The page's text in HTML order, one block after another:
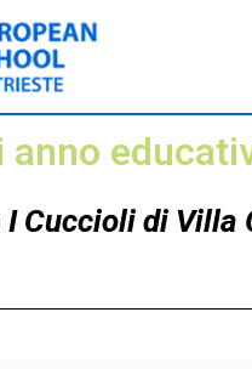
anno
I Cuccioli di Villa